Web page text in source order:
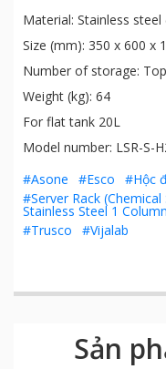
Material: Stainless steel
Size (mm): 350 x 600 x
Number of storage:
Weight (kg): 64
For flat tank 20L
Model number: LSR-S-
#Asone
#Esco #Hộc
#Server Rack
Stainless Steel 1
#Trusco
#Vijalab
Sản